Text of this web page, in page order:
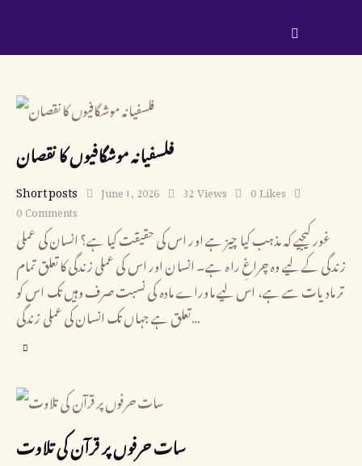
فلسفیانہ موشگافیوں کا نقصان
Short posts June 1, 2026 32Views 0Likes
0Comments
غور کیجیے کہ مذہب کیا چیز ہے اور اس کی حقیقت کیا ہے؟ انسان کی عملی
زندگی کے لیے وہ چراغِ راہ ہے۔ انسان اور اس کی عملی زندگی کا تعلق تمام
تر مادیات سے ہے، اس لیے ماوراے مادہ کی نسبت صرف وہیں تک اس کو
تعلق ہے جہاں تک انسان کی عملی زندگی…
سات حرفوں پر قرآن کی تلاوت